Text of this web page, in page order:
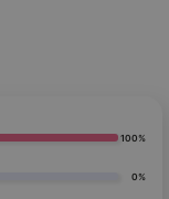
100%
0%